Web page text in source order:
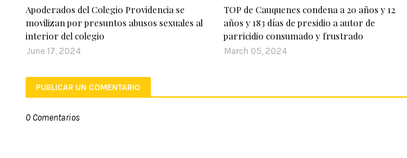
Apoderados del Colegio Providencia se
movilizan por presuntos abusos sexuales al
interior del colegio
June 17, 2024
TOP de Cauquenes condena a 20 años y 12
años y 183 días de presidio a autor de
parricidio consumado y frustrado
March 05, 2024
PUBLICAR UN COMENTARIO
0 Comentarios